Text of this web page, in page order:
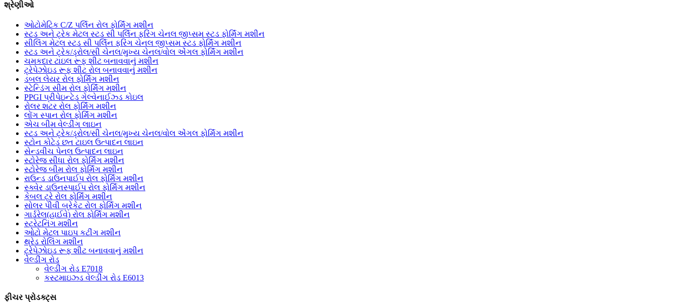
શ્રેણીઓ
ઓટોમેટિક C/Z પર્લિન રોલ ફોર્મિંગ મશીન
સ્ટડ અને ટ્રેક મેટલ સ્ટડ સી પર્લિન ફરિંગ ચેનલ જીપ્સમ સ્ટડ ફોર્મિંગ મશીન
સીલિંગ મેટલ સ્ટડ સી પર્લિન ફરિંગ ચેનલ જીપ્સમ સ્ટડ ફોર્મિંગ મશીન
સ્ટડ અને ટ્રેક/ડ્રોલ/સી ચેનલ/મુખ્ય ચેનલ/વોલ એંગલ ફોર્મિંગ મશીન
ચમકદાર ટાઇલ રૂફ શીટ બનાવવાનું મશીન
ટ્રેપેઝોઇડ રૂફ શીટ રોલ બનાવવાનું મશીન
ડબલ લેયર રોલ ફોર્મિંગ મશીન
સ્ટેન્ડિંગ સીમ રોલ ફોર્મિંગ મશીન
PPGI પ્રીપેઇન્ટેડ ગેલ્વેનાઈઝ્ડ કોઇલ
રોલર શટર રોલ ફોર્મિંગ મશીન
લોંગ સ્પાન રોલ ફોર્મિંગ મશીન
એચ બીમ વેલ્ડીંગ લાઇન
સ્ટડ અને ટ્રેક/ડ્રોલ/સી ચેનલ/મુખ્ય ચેનલ/વોલ એંગલ ફોર્મિંગ મશીન
સ્ટોન કોટેડ છત ટાઇલ ઉત્પાદન લાઇન
સેન્ડવીચ પેનલ ઉત્પાદન લાઇન
સ્ટોરેજ સીધા રોલ ફોર્મિંગ મશીન
સ્ટોરેજ બીમ રોલ ફોર્મિંગ મશીન
રાઉન્ડ ડાઉનપાઈપ રોલ ફોર્મિંગ મશીન
સ્ક્વેર ડાઉનસ્પાઈપ રોલ ફોર્મિંગ મશીન
કેબલ ટ્રે રોલ ફોર્મિંગ મશીન
સોલર પીવી બ્રેકેટ રોલ ફોર્મિંગ મશીન
ગાર્ડરેલ(હાઈવે) રોલ ફોર્મિંગ મશીન
સ્ટ્રેટનિંગ મશીન
ઓટો મેટલ પાઇપ કટીંગ મશીન
થ્રેડ રોલિંગ મશીન
ટ્રેપેઝોઇડ રૂફ શીટ બનાવવાનું મશીન
વેલ્ડીંગ રોડ
વેલ્ડીંગ રોડ E7018
કસ્ટમાઇઝ્ડ વેલ્ડીંગ રોડ E6013
ફીચર પ્રોડક્ટ્સ